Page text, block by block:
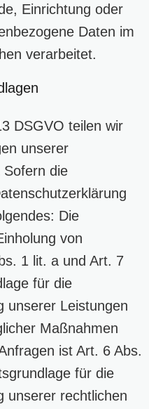
Einrichtung oder
Daten im
verarbeitet.
DSGVO teilen wir
unserer
Sofern die
Die
von
1 lit. a und Art. 7
für die
unserer Leistungen
Maßnahmen
ist Art. 6 Abs.
für die
unserer rechtlichen